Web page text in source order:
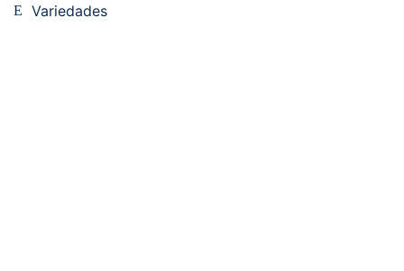
Variedades